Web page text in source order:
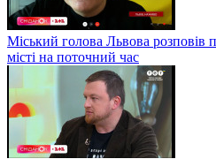
Міський голова Львова розповів
місті на поточний час